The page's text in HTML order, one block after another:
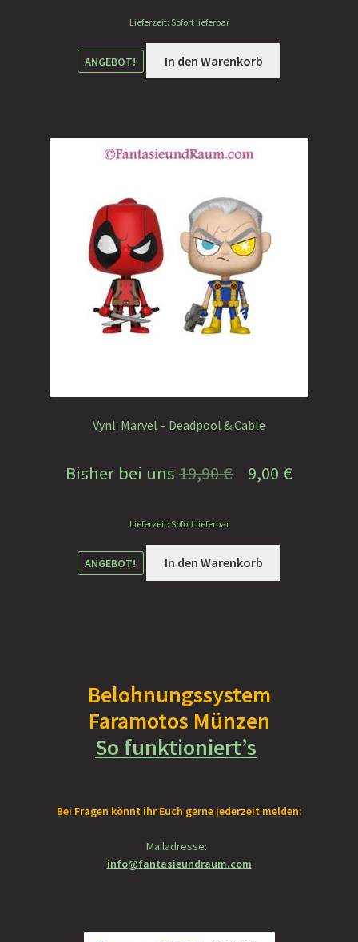
14,90 €
Lieferzeit: Sofort lieferbar
ANGEBOT! In den Warenkorb
Vynl: Marvel – Deadpool & Cable
Bisher bei uns 19,90€
Ursprünglicher
19,90 €
9,00 €
Lieferzeit: Sofort lieferbar
ANGEBOT! In den Warenkorb
Belohnungssystem
Faramotos Münzen
So funktioniert’s
Bei Fragen könnt ihr Euch gerne jederzeit melden:
Mailadresse:
info@fantasieundraum.com